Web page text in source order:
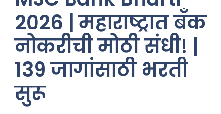
2026 | महाराष्ट्रात बँक
नोकरीची मोठी संधी! |
139 जागांसाठी भरती
सुरू